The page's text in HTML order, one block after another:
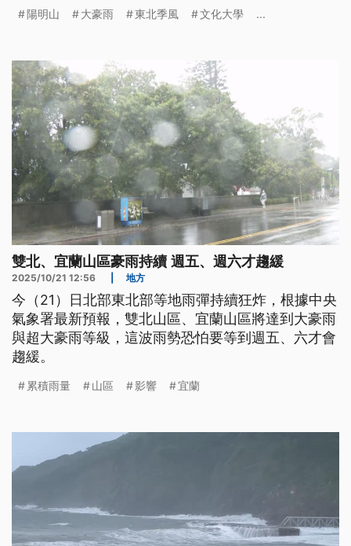
陽明山 大豪雨 東北季風 文化大學 ...
雙北、宜蘭山區豪雨持續 週五、週六才趨緩
2025/10/21 12:56 地方
今（21）日北部東北部等地雨彈持續狂炸，根據中央
氣象署最新預報，雙北山區、宜蘭山區將達到大豪雨
與超大豪雨等級，這波雨勢恐怕要等到週五、六才會
趨緩。
累積雨量 山區 影響 宜蘭